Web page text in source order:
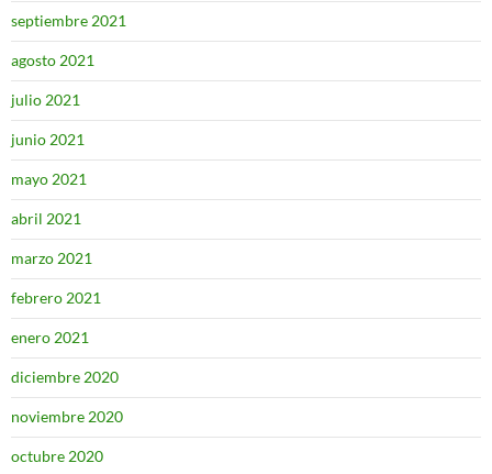
septiembre 2021
agosto 2021
julio 2021
junio 2021
mayo 2021
abril 2021
marzo 2021
febrero 2021
enero 2021
diciembre 2020
noviembre 2020
octubre 2020